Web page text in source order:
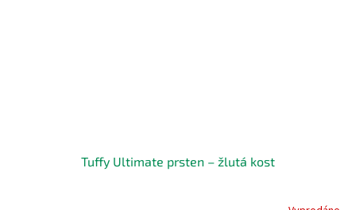
Tuffy Ultimate prsten – žlutá kost